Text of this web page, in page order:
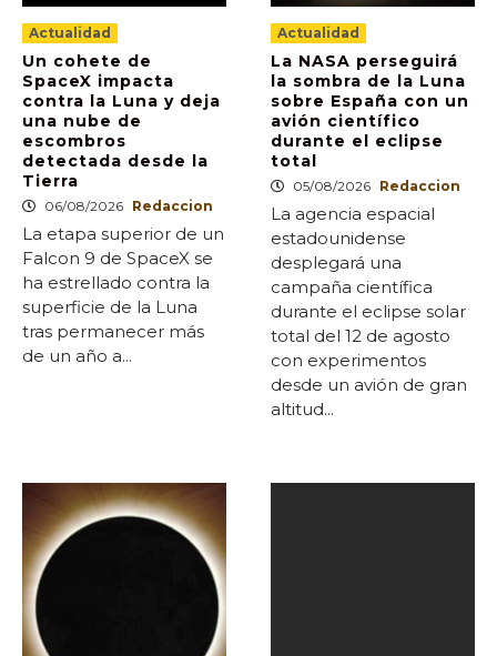
Actualidad
Un cohete de
SpaceX impacta
contra la Luna y deja
una nube de
escombros
detectada desde la
Tierra
06/08/2026 Redaccion
La etapa superior de un
Falcon 9 de SpaceX se
ha estrellado contra la
superficie de la Luna
tras permanecer más
de un año a...
Actualidad
La NASA perseguirá
la sombra de la Luna
sobre España con un
avión científico
durante el eclipse
total
05/08/2026 Redaccion
La agencia espacial
estadounidense
desplegará una
campaña científica
durante el eclipse solar
total del 12 de agosto
con experimentos
desde un avión de gran
altitud...